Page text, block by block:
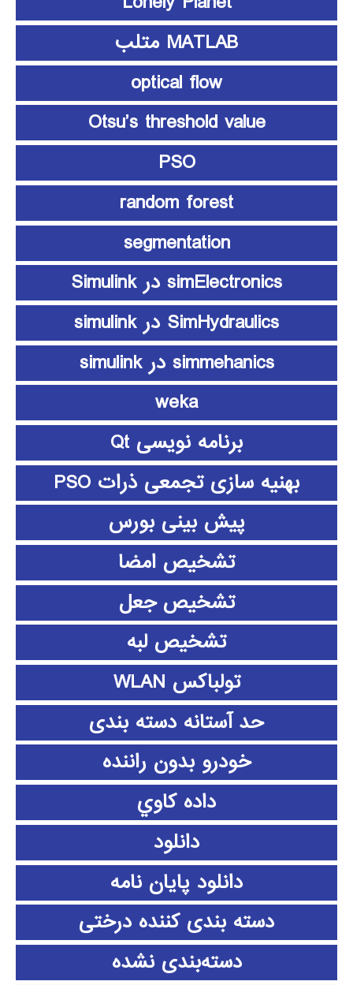
MATLAB متلب
optical flow
Otsu’s threshold value
PSO
random forest
segmentation
simElectronics در Simulink
SimHydraulics در simulink
simmehanics در simulink
weka
برنامه نویسی Qt
بهنیه سازی تجمعی ذرات PSO
پیش بینی بورس
تشخیص امضا
تشخیص جعل
تشخیص لبه
تولباکس WLAN
حد آستانه دسته بندی
خودرو بدون راننده
داده كاوي
دانلود
دانلود پايان نامه
دسته بندی کننده درختی
دسته‌بندی نشده